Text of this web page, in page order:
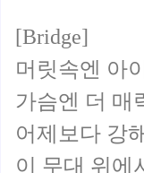
[Bridge]
머릿속엔 아
가슴엔 더 매
어제보다 강
이 무대 위에